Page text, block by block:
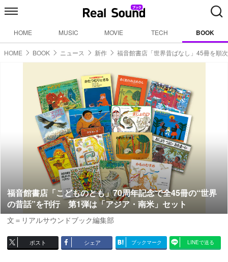
HOME MUSIC MOVIE TECH BOOK
HOME BOOK ニュース 新作 福音館書店「世界昔ばなし」45冊を順
福音館書店「こどものとも」70周年記念で全45冊の“世界
の昔話”を刊行 第1弾は「アジア・南米」セット
文＝リアルサウンドブック編集部
ポスト シェア ブックマーク LINEで送る